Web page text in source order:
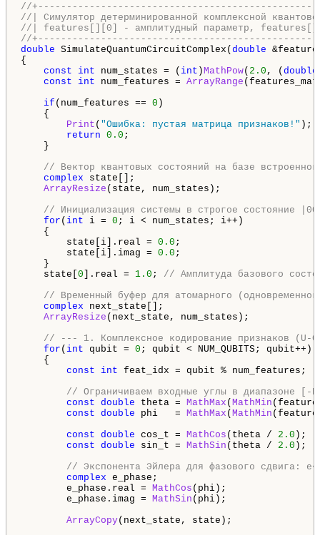
//
//| Симулятор детерминированной комплексной
//| features[][0] - амплитудный параметр,
//
double SimulateQuantumCircuitComplex(double
{
const
int num_states = ( int )MathPow( 2.0 , (double
const
int num_features = ArrayRange
if (num_features == 0 )
{
Print ( "Ошибка: пустая матрица признаков!" );
return 0.0 ;
}
// Вектор квантовых состояний на базе
complex state[];
ArrayResize (state, num_states);
// Инициализация системы в строгое состояние
for ( int i = 0 ; i < num_states; i++)
{
state[i].real = 0.0 ;
state[i].imag = 0.0 ;
}
state[0].real = 1.0 ; // Амплитуда базового
// Временный буфер для атомарного
complex next_state[];
ArrayResize (next_state, num_states);
// --- 1. Комплексное кодирование признаков
for ( int qubit = 0 ; qubit < NUM_QUBITS; qubit++)
{
const
int feat_idx = qubit % num_features;
// Ограничиваем входные углы в диапазоне
const double theta = MathMax (MathMin
const double phi   = MathMax (MathMin
const double cos_t = MathCos (theta / 2.0 );
const double sin_t = MathSin (theta / 2.0 );
// Экспонента Эйлера для фазового
complex e_phase;
e_phase.real = MathCos (phi);
e_phase.imag = MathSin (phi);
ArrayCopy(next_state, state);